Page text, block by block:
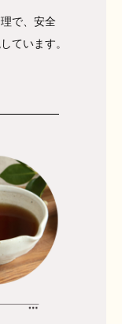
で、安全
ています。